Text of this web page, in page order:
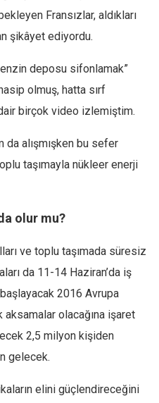
Fransızlar, aldıkları
şikâyet ediyordu.
deposu sifonlamak”
olmuş, hatta sırf
dair birçok video izlemiştim.
da alışmışken bu sefer
taşımayla nükleer enerji
olur mu?
ve toplu taşımada süresiz
da 11-14 Haziran’da iş
başlayacak 2016 Avrupa
aksamalar olacağına işaret
2,5 milyon kişiden
gelecek.
elini güçlendireceğini